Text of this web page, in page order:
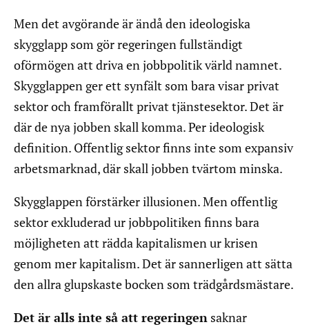
Men det avgörande är ändå den ideologiska
skygglapp som gör regeringen fullständigt
oförmögen att driva en jobbpolitik värld namnet.
Skygglappen ger ett synfält som bara visar privat
sektor och framförallt privat tjänstesektor. Det är
där de nya jobben skall komma. Per ideologisk
definition. Offentlig sektor finns inte som expansiv
arbetsmarknad, där skall jobben tvärtom minska.
Skygglappen förstärker illusionen. Men offentlig
sektor exkluderad ur jobbpolitiken finns bara
möjligheten att rädda kapitalismen ur krisen
genom mer kapitalism. Det är sannerligen att sätta
den allra glupskaste bocken som trädgårdsmästare.
Det är alls inte så att regeringen saknar